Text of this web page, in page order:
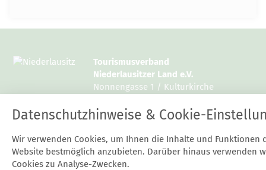
Tourismusverband
Niederlausitzer Land e.V.
Nonnengasse 1 / Kulturkirche
Fax: 03544 / 12997 20
E-Mail:mail@niederlausitz.com
Datenschutzhinweise & Cookie-
Wir verwenden Cookies, um Ihnen die Inhalte und Funktionen
Website bestmöglich anzubieten. Darüber hinaus verwenden
Cookies zu Analyse-Zwecken.